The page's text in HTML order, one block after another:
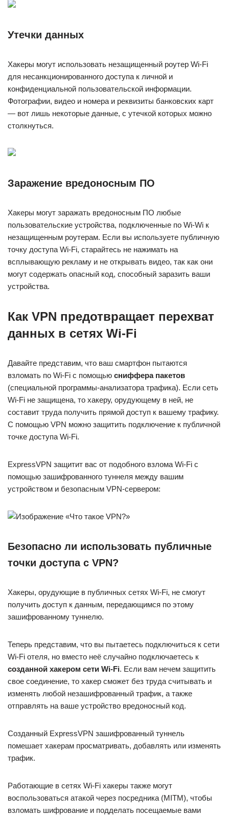
Утечки данных
Хакеры могут использовать незащищенный роутер Wi-Fi
для несанкционированного доступа к личной и
конфиденциальной пользовательской информации.
Фотографии, видео и номера и реквизиты банковских карт
— вот лишь некоторые данные, с утечкой которых можно
столкнуться.
Заражение вредоносным ПО
Хакеры могут заражать вредоносным ПО любые
пользовательские устройства, подключенные по Wi-Wi к
незащищенным роутерам. Если вы используете публичную
точку доступа Wi-Fi, старайтесь не нажимать на
всплывающую рекламу и не открывать видео, так как они
могут содержать опасный код, способный заразить ваши
устройства.
Как VPN предотвращает перехват
данных в сетях Wi-Fi
Давайте представим, что ваш смартфон пытаются
взломать по Wi-Fi с помощью сниффера пакетов
(специальной программы-анализатора трафика). Если сеть
Wi-Fi не защищена, то хакеру, орудующему в ней, не
составит труда получить прямой доступ к вашему трафику.
С помощью VPN можно защитить подключение к публичной
точке доступа Wi-Fi.
ExpressVPN защитит вас от подобного взлома Wi-Fi с
помощью зашифрованного туннеля между вашим
устройством и безопасным VPN-сервером:
Безопасно ли использовать публичные
точки доступа с VPN?
Хакеры, орудующие в публичных сетях Wi-Fi, не смогут
получить доступ к данным, передающимся по этому
зашифрованному туннелю.
Теперь представим, что вы пытаетесь подключиться к сети
Wi-Fi отеля, но вместо неё случайно подключаетесь к
созданной хакером сети Wi-Fi. Если вам нечем защитить
свое соединение, то хакер сможет без труда считывать и
изменять любой незашифрованный трафик, а также
отправлять на ваше устройство вредоносный код.
Созданный ExpressVPN зашифрованный туннель
помешает хакерам просматривать, добавлять или изменять
трафик.
Работающие в сетях Wi-Fi хакеры также могут
воспользоваться атакой через посредника (MITM), чтобы
взломать шифрование и подделать посещаемые вами